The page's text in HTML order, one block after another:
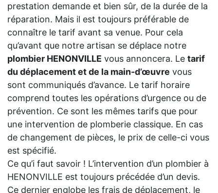
prestation demande et bien sûr, de la durée de la
réparation. Mais il est toujours préférable de
connaître le tarif avant sa venue. Pour cela
qu’avant que notre artisan se déplace notre
plombier HENONVILLE vous annoncera. Le tarif
du déplacement et de la main-d’œuvre vous
sont communiqués d’avance. Le tarif horaire
comprend toutes les opérations d’urgence ou de
prévention. Ce sont les mêmes tarifs que pour
une intervention de plomberie classique. En cas
de changement de pièces, le prix de celle-ci vous
est spécifié.
Ce qu’i faut savoir ! L’intervention d’un plombier à
HENONVILLE est toujours précédée d’un devis.
Ce dernier englobe les frais de déplacement, le